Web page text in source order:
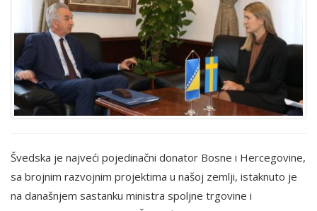
Švedska je najveći pojedinačni donator Bosne i Hercegovine,
sa brojnim razvojnim projektima u našoj zemlji, istaknuto je
na današnjem sastanku ministra spoljne trgovine i